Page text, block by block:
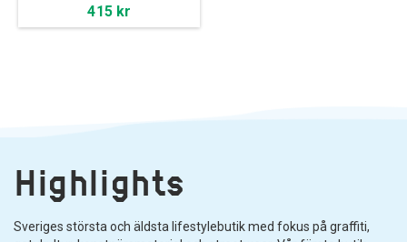
415 kr
Highlights
Sveriges största och äldsta lifestylebutik med fokus på graffiti,